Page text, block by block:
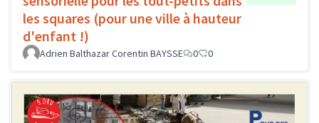
les squares (pour une ville à hauteur
d'enfant !)
Adrien Balthazar Corentin BAYSSE 0 0